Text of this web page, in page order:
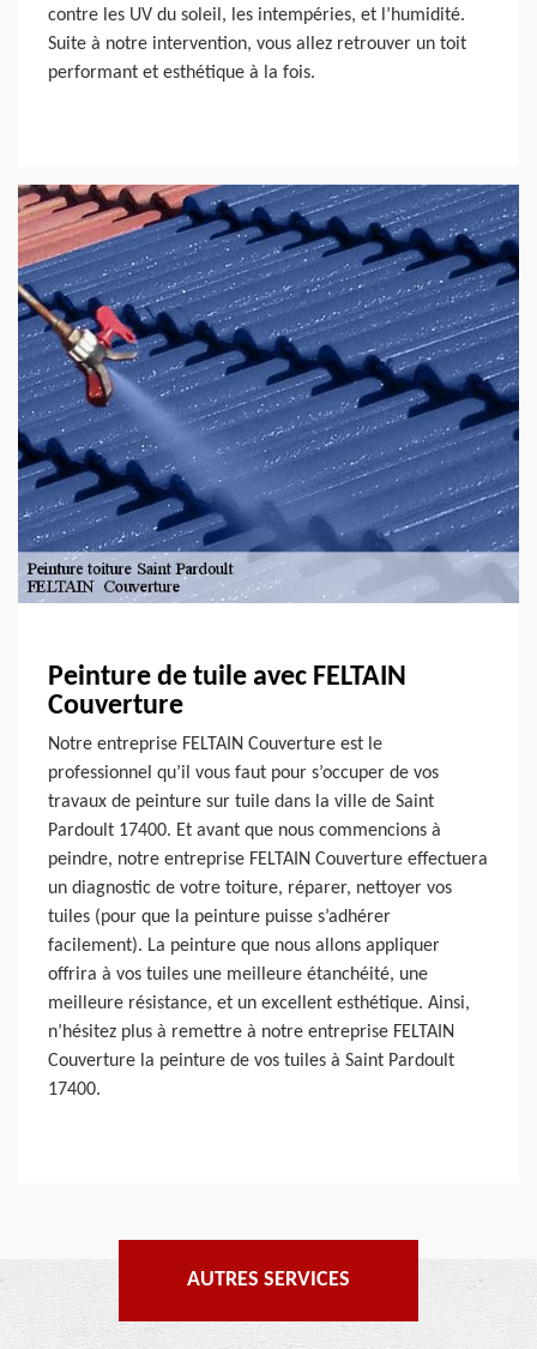
contre les UV du soleil, les intempéries, et l’humidité.
Suite à notre intervention, vous allez retrouver un toit
performant et esthétique à la fois.
Peinture de tuile avec FELTAIN
Couverture
Notre entreprise FELTAIN Couverture est le
professionnel qu’il vous faut pour s’occuper de vos
travaux de peinture sur tuile dans la ville de Saint
Pardoult 17400. Et avant que nous commencions à
peindre, notre entreprise FELTAIN Couverture effectuera
un diagnostic de votre toiture, réparer, nettoyer vos
tuiles (pour que la peinture puisse s’adhérer
facilement). La peinture que nous allons appliquer
offrira à vos tuiles une meilleure étanchéité, une
meilleure résistance, et un excellent esthétique. Ainsi,
n’hésitez plus à remettre à notre entreprise FELTAIN
Couverture la peinture de vos tuiles à Saint Pardoult
17400.
AUTRES SERVICES